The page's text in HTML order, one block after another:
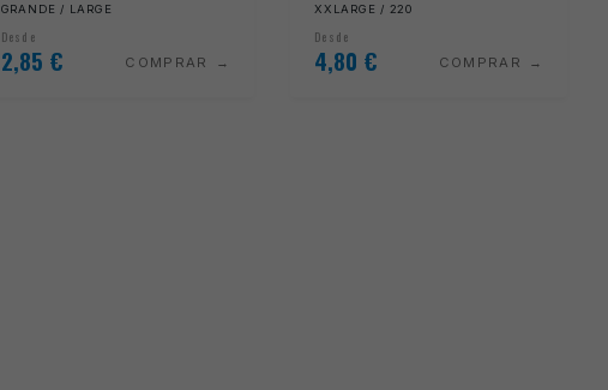
GRANDE / LARGE
Desde
2,85 € COMPRAR
XXLARGE / 220
Desde
4,80 € COMPRAR